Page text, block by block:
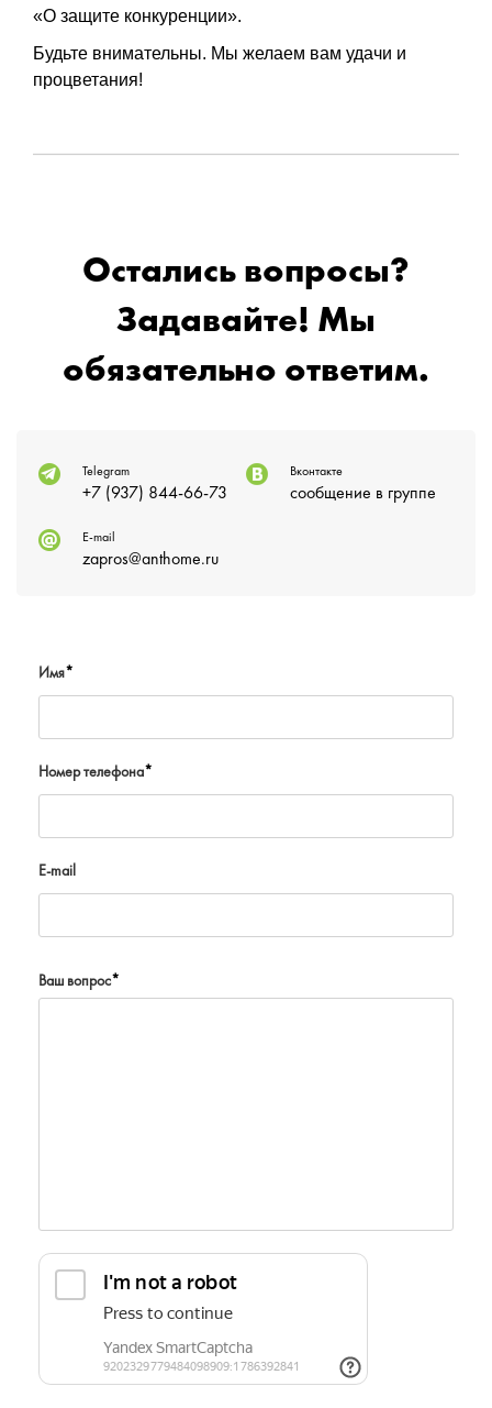
«О защите конкуренции».
Будьте внимательны. Мы желаем вам удачи и
процветания!
Остались вопросы?
Задавайте! Мы
обязательно ответим.
Telegram
+7 (937) 844-66-73
Вконтакте
сообщение в группе
E-mail
zapros@anthome.ru
Имя*
Номер телефона*
E-mail
Ваш вопрос*